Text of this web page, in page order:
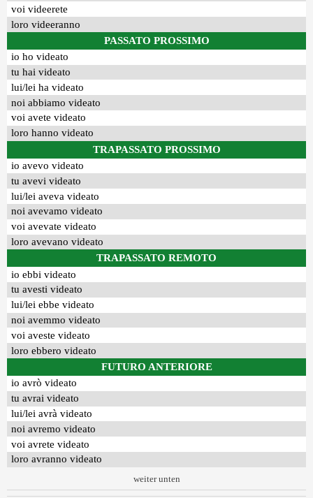
voi videerete
loro videeranno
PASSATO PROSSIMO
io ho videato
tu hai videato
lui/lei ha videato
noi abbiamo videato
voi avete videato
loro hanno videato
TRAPASSATO PROSSIMO
io avevo videato
tu avevi videato
lui/lei aveva videato
noi avevamo videato
voi avevate videato
loro avevano videato
TRAPASSATO REMOTO
io ebbi videato
tu avesti videato
lui/lei ebbe videato
noi avemmo videato
voi aveste videato
loro ebbero videato
FUTURO ANTERIORE
io avrò videato
tu avrai videato
lui/lei avrà videato
noi avremo videato
voi avrete videato
loro avranno videato
weiter unten